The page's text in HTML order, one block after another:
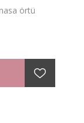
örtü